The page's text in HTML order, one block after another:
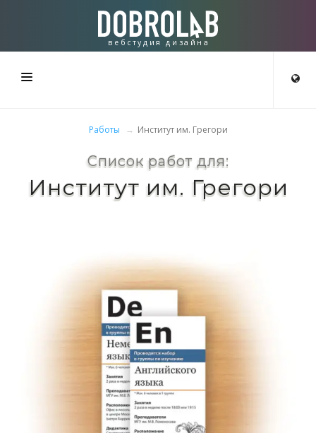
вебстудия дизайна
РАБОТЫ
Работы Институт им. Грегори
Список работ для:
Институт им. Грегори